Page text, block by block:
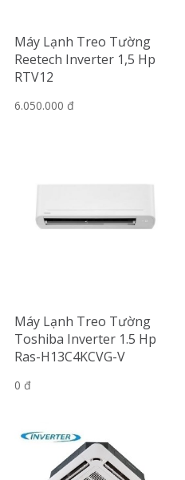
Máy Lạnh Treo Tường
Reetech Inverter 1,5 Hp
RTV12
6.050.000 đ
Máy Lạnh Treo Tường
Toshiba Inverter 1.5 Hp
Ras-H13C4KCVG-V
0 đ